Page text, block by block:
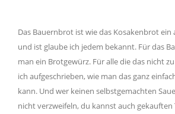
Das Bauernbrot ist wie das Kosakenbrot ein
und ist glaube ich jedem bekannt. Für das
man ein Brotgewürz. Für alle die das nicht
ich aufgeschrieben, wie man das ganz
kann. Und wer keinen selbstgemachten
nicht verzweifeln, du kannst auch